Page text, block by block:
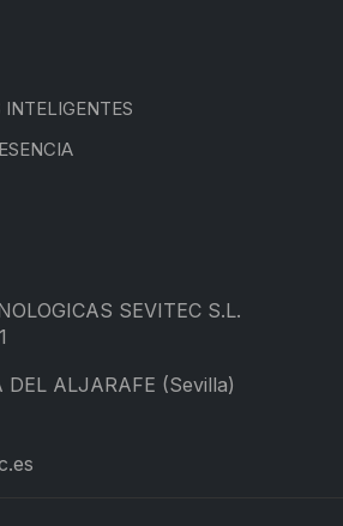
SEVITEC S.L.
DEL ALJARAFE (Sevilla)